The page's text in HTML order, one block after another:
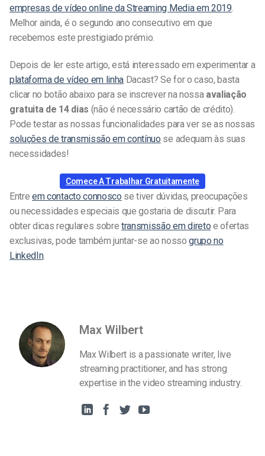
empresas de vídeo online da Streaming Media em 2019.
Melhor ainda, é o segundo ano consecutivo em que
recebemos este prestigiado prémio.
Depois de ler este artigo, está interessado em experimentar a
plataforma de vídeo em linha Dacast? Se for o caso, basta
clicar no botão abaixo para se inscrever na nossaavaliação
gratuita de 14 dias (não é necessário cartão de crédito).
Pode testar as nossas funcionalidades para ver se as nossas
soluções de transmissão em contínuo se adequam às suas
necessidades!
Comece A Trabalhar Gratuitamente
Entreem contacto connosco se tiver dúvidas, preocupações
ou necessidades especiais que gostaria de discutir. Para
obter dicas regulares sobretransmissão em direto e ofertas
exclusivas, pode também juntar-se ao nossogrupo no
LinkedIn.
Max Wilbert
Max Wilbert is a passionate writer, live
streaming practitioner, and has strong
expertise in the video streaming industry.